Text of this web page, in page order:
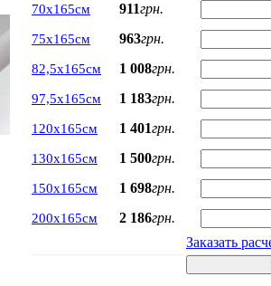
70х165см 911грн.
75х165см 963грн.
82,5х165см 1 008грн.
97,5х165см 1 183грн.
120х165см 1 401грн.
130х165см 1 500грн.
150х165см 1 698грн.
200х165см 2 186грн.
Заказать